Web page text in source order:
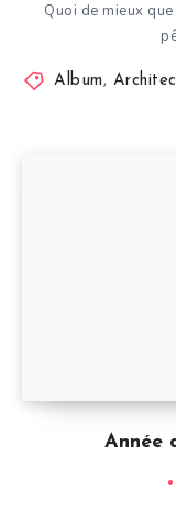
Quoi de mieux
Album,
Année